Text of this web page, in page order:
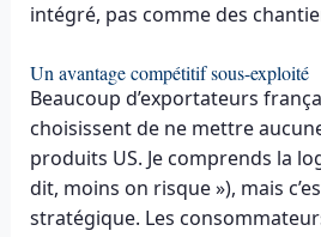
intégré, pas comme des
Un avantage compétitif sous-exploité
Beaucoup d’exportateurs
choisissent de ne mettre
produits US. Je comprends la
dit, moins on risque »), mais
stratégique. Les